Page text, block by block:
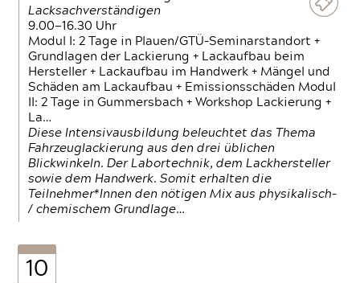
Lacksachverständigen
9.00—16.30 Uhr
Modul I: 2 Tage in Plauen/GTÜ-Seminarstandort +
Grundlagen der Lackierung + Lackaufbau beim
Hersteller + Lackaufbau im Handwerk + Mängel und
Schäden am Lackaufbau + Emissionsschäden Modul
II: 2 Tage in Gummersbach + Workshop Lackierung +
La…
Diese Intensivausbildung beleuchtet das Thema
Fahrzeuglackierung aus den drei üblichen
Blickwinkeln. Der Labortechnik, dem Lackhersteller
sowie dem Handwerk. Somit erhalten die
Teilnehmer*Innen den nötigen Mix aus physikalisch-
/ chemischem Grundlage…
10